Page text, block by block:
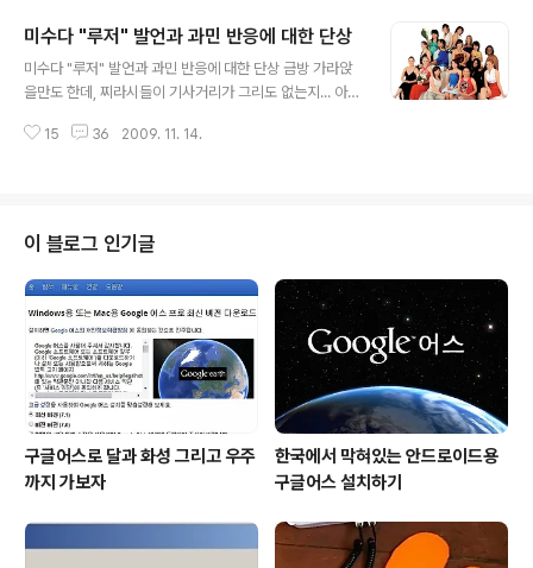
고 생각합니다. ... 그렇다면 도둑질을 하는 사람들은 그것
을 좋아할까요? 단순하게 나쁜건 나쁜것이라고 단정짓는
것은 해결책이 되지 못된다고 생각합니다. 이제는 그 나쁜
둑질이 무엇인지도 한번 생각해봐야 겠습니다. 몇 천억을
미수다 "루저" 발언과 과민 반응에 대한 단상
미수다 "루저" 발언과 과민 반응에 대한 단상 금방 가라앉
을만도 한데, 찌라시들이 기사거리가 그리도 없는지... 아니
되어야 할 사안들에서 멀어지도록 하려고 하는건지... 어떠
들과 위정자들은 좋아 죽습니다. 이 좋은 호기가 어디있나
하고 아마 계속 우려먹을 겁니다. 물론 많은 분들이 또한 반
론을 제기하고 있고 차분히 아무런 대응을 하지 않는 현명
한 모습임음을 압니다. 또한 가만히 있는 것이 도움이 되겠
다 싶어 이런 글 조차 쓰려 하지 않았지만-뭐 이런 블로그
글을 올리는 것이 뭐 큰..
15 36 2009. 11. 14.
이 블로그 인기글
구글어스로 달과 화성 그리고 우주
까지 가보자
한국에서 막혀있는 안드로이드용
구글어스 설치하기